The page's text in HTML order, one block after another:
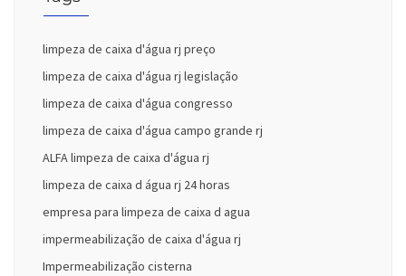
limpeza de caixa d'água rj preço
limpeza de caixa d'água rj legislação
limpeza de caixa d'água congresso
limpeza de caixa d'água campo grande rj
ALFA limpeza de caixa d'água rj
limpeza de caixa d água rj 24 horas
empresa para limpeza de caixa d agua
impermeabilização de caixa d'água rj
Impermeabilização cisterna